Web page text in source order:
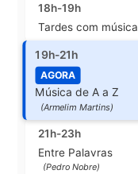
18h-19h
Tardes com música
19h-21h
AGORA
Música de A a Z
(Armelim Martins)
21h-23h
Entre Palavras
(Pedro Nobre)